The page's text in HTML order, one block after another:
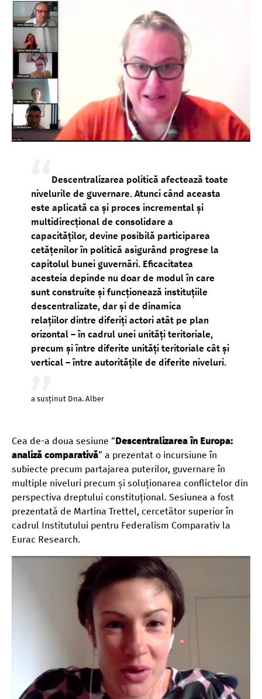
Descentralizarea politică afectează toate
nivelurile de guvernare. Atunci când aceasta
este aplicată ca și proces incremental și
multidirecțional de consolidare a
capacităților, devine posibilă participarea
cetățenilor în politică asigurând progrese la
capitolul bunei guvernări. Eficacitatea
acesteia depinde nu doar de modul în care
sunt construite și funcționează instituțiile
descentralizate, dar și de dinamica
relațiilor dintre diferiți actori atât pe plan
orizontal – în cadrul unei unități teritoriale,
precum și între diferite unități teritoriale cât și
vertical – între autoritățile de diferite niveluri.
a susținut Dna. Alber
Cea de-a doua sesiune “Descentralizarea în Europa:
analiză comparativă” a prezentat o incursiune în
subiecte precum partajarea puterilor, guvernare în
multiple niveluri precum și soluționarea conflictelor din
perspectiva dreptului constituțional. Sesiunea a fost
prezentată de Martina Trettel, cercetător superior în
cadrul Institutului pentru Federalism Comparativ la
Eurac Research.